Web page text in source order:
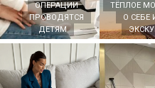
ОПЕРАЦИИ
ПРОВОДЯТСЯ
ДЕТЯМ
ТЁПЛОЕ
О СЕБЕ